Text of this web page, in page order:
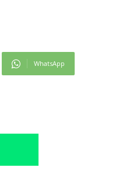
WhatsApp